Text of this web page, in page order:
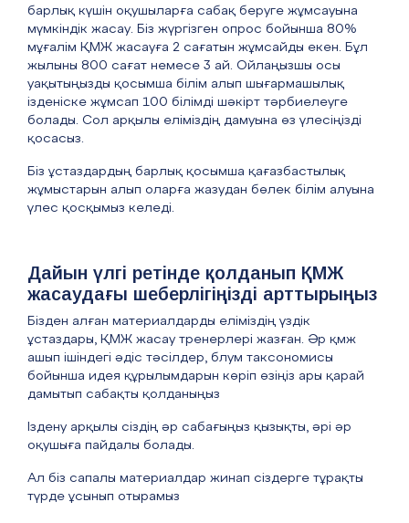
барлық күшін оқушыларға сабақ беруге жұмсауына
мүмкіндік жасау. Біз жүргізген опрос бойынша 80%
мұғалім ҚМЖ жасауға 2 сағатын жұмсайды екен. Бұл
жылыны 800 сағат немесе 3 ай. Ойлаңызшы осы
уақытыңызды қосымша білім алып шығармашылық
ізденіске жұмсап 100 білімді шәкірт тәрбиелеуге
болады. Сол арқылы еліміздің дамуына өз үлесіңізді
қосасыз.
Біз ұстаздардың барлық қосымша қағазбастылық
жұмыстарын алып оларға жазудан бөлек білім алуына
үлес қосқымыз келеді.
Дайын үлгі ретінде қолданып ҚМЖ
жасаудағы шеберлігіңізді арттырыңыз
Бізден алған материалдарды еліміздің үздік
ұстаздары, ҚМЖ жасау тренерлері жазған. Әр қмж
ашып ішіндегі әдіс тәсілдер, блум таксономисы
бойынша идея құрылымдарын көріп өзіңіз ары қарай
дамытып сабақты қолданыңыз
Іздену арқылы сіздің әр сабағыңыз қызықты, әрі әр
оқушыға пайдалы болады.
Ал біз сапалы материалдар жинап сіздерге тұрақты
түрде ұсынып отырамыз